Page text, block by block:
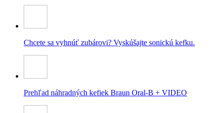
Chcete sa vyhnúť zubárovi? Vyskúšajte sonickú kefku.
Prehľad náhradných kefiek Braun Oral-B + VIDEO